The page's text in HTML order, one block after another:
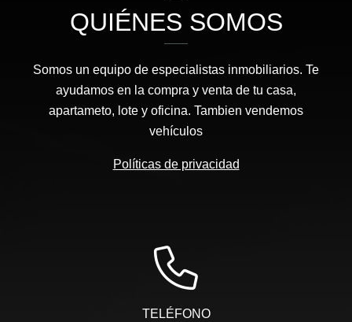
QUIÉNES SOMOS
Somos un equipo de especialistas inmobiliarios. Te
ayudamos en la compra y venta de tu casa,
apartameto, lote y oficina. Tambien vendemos
vehículos
Políticas de privacidad
TELÉFONO